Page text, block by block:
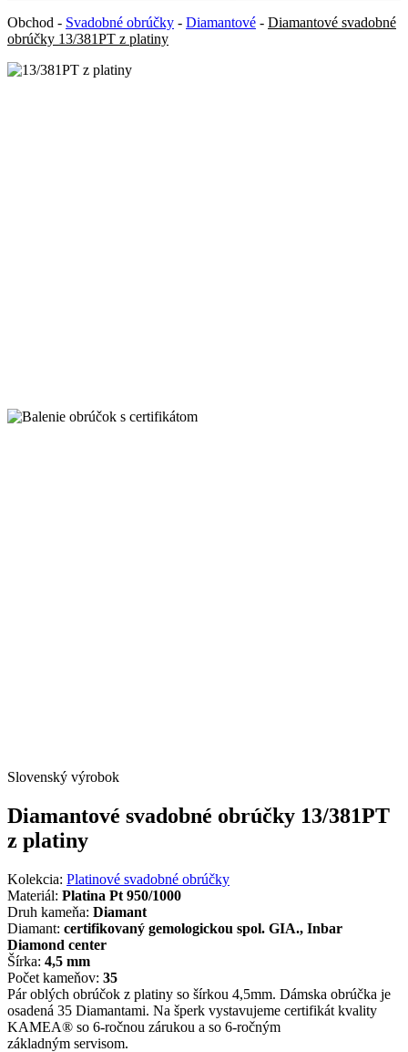
Obchod - Svadobné obrúčky - Diamantové - Diamantové svadobné
obrúčky 13/381PT z platiny
Slovenský výrobok
Diamantové svadobné obrúčky 13/381PT
z platiny
Kolekcia: Platinové svadobné obrúčky
Materiál: Platina Pt 950/1000
Druh kameňa: Diamant
Diamant: certifikovaný gemologickou spol. GIA., Inbar
Diamond center
Šírka: 4,5 mm
Počet kameňov: 35
Pár oblých obrúčok z platiny so šírkou 4,5mm. Dámska obrúčka je
osadená 35 Diamantami. Na šperk vystavujeme certifikát kvality
KAMEA® so 6-ročnou zárukou a so 6-ročným
základným servisom.